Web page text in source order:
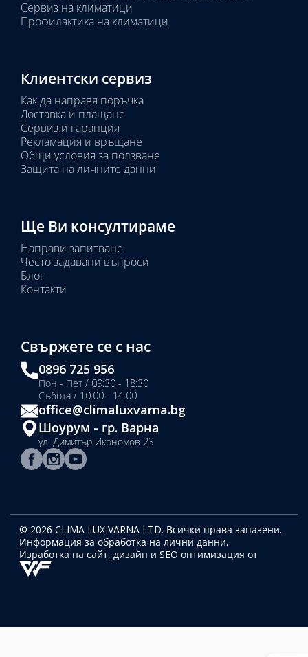
Сервиз на климатици
Профилактика на климатици
Клиентски сервиз
Как да направя поръчка
Доставка и плащане
Сервиз и гаранция
Рекламация и връщане
Общи условия за ползване
Защита на личните данни
Ще Ви консултираме
Направи запитване
Често задавани въпроси
Блог
Контакти
Свържете се с нас
0896 725 956
Пон - Пет / 09:30 - 18:30
Събота / 10:00 - 14:00
office@climaluxvarna.bg
Шоурум - гр. Варна
ул. Димитър Икономов 23
© 2026 CLIMA LUX VARNA LTD. Всички права запазени.
Информация за обработка на лични данни.
Изработка на сайт, дизайн и SEO оптимизация от